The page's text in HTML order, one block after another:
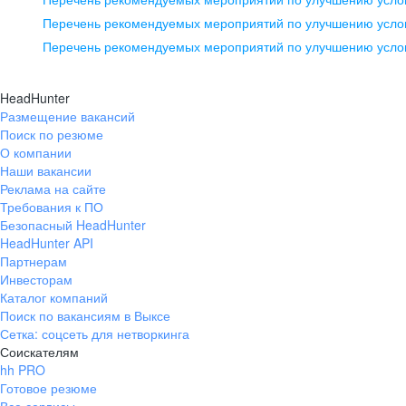
pr@ural.hh.ru
помещение 21
+7 383 207-94-64
pr@nsk.hh.ru
Перечень рекомендуемых мероприятий по улучшению
Перечень рекомендуемых мероприятий по улучшению
HeadHunter
Размещение вакансий
Поиск по резюме
О компании
Наши вакансии
Реклама на сайте
Требования к ПО
Безопасный HeadHunter
HeadHunter API
Партнерам
Инвесторам
Каталог компаний
Поиск по вакансиям в Выксе
Сетка: соцсеть для нетворкинга
Соискателям
hh PRO
Готовое резюме